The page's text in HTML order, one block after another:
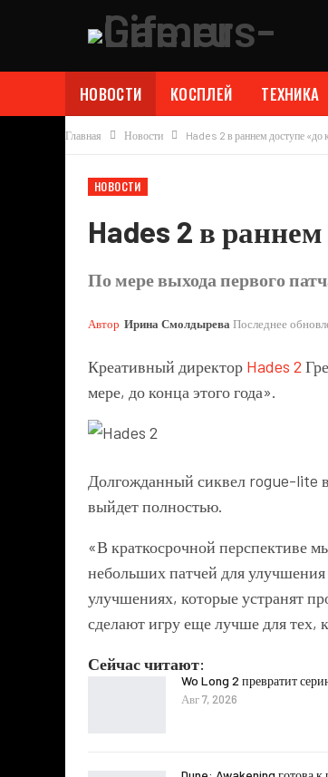
НОВОСТИ КОСПЛЕЙ ТЕХНИКА
Главная Новости Hades 2 в раннем доступе «до
НОВОСТИ
Hades 2 в раннем
По мере выхода первого
Автор Ирина Смолдырева Последнее
Креативный директор Hades 2
мере, до конца этого года».
Долгожданный сиквел rogue-lite
выйдет полностью.
«В краткосрочной перспективе
небольших патчей для
улучшениях, которые устранят
сделают игру еще лучше для тех,
Сейчас читают:
Wo Long 2 превратит
Авг 7, 2026